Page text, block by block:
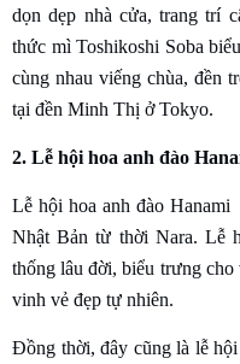
dọn dẹp nhà cửa, trang trí
thức mì Toshikoshi Soba
cùng nhau viếng chùa, đền
tại đền Minh Thị ở Tokyo.
2. Lễ hội hoa anh đào
Lễ hội hoa anh đào
Nhật Bản từ thời Nara. Lễ
thống lâu đời, biểu trưng
vinh vẻ đẹp tự nhiên.
Đồng thời, đây cũng là lễ